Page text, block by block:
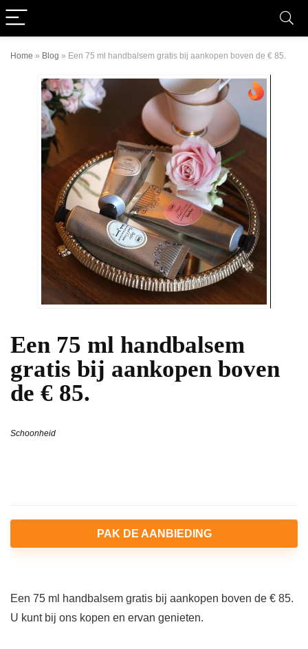
Home » Blog » Een 75 ml handbalsem gratis bij aankopen boven de € 85.
Een 75 ml handbalsem
gratis bij aankopen boven
de € 85.
Schoonheid
PAK DE AANBIEDING
Een 75 ml handbalsem gratis bij aankopen boven de € 85.
U kunt bij ons kopen en ervan genieten.